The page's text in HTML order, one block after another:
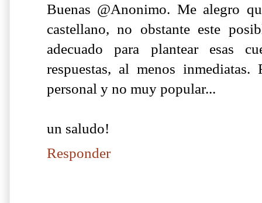
Buenas @Anonimo. Me alegro
castellano, no obstante este
adecuado para plantear esas
respuestas, al menos
personal y no muy popular...
un saludo!
Responder